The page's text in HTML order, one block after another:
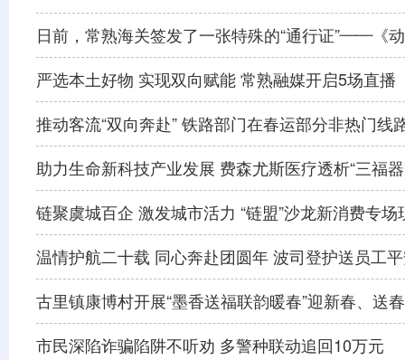
日前，常熟海关签发了一张特殊的“通行证”——《
严选本土好物 实现双向赋能 常熟融媒开启5场直播
推动客流“双向奔赴” 铁路部门在春运部分非热门线
助力生命新科技产业发展 费森尤斯医疗透析“三福
链聚虞城百企 激发城市活力 “链盟”沙龙新消费专场
温情护航二十载 同心奔赴团圆年 波司登护送员工
古里镇康博村开展“墨香送福联韵暖春”迎新春、送
市民深陷诈骗陷阱不听劝 多警种联动追回10万元